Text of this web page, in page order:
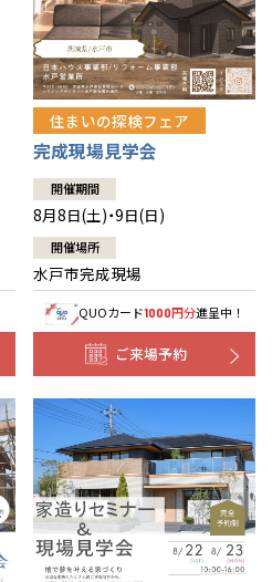
住まいの探検フェア
完成現場見学会
開催期間
8月8日(土)・9日(日)
開催場所
水戸市完成現場
QUOカード1000円分進呈中！
ご来場予約